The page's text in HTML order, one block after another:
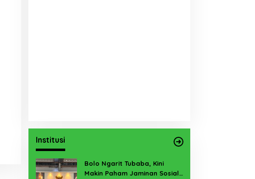
Institusi
Bolo Ngarit Tubaba, Kini
Makin Paham Jaminan Sosial